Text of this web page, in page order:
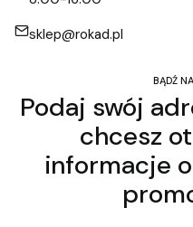
sklep@rokad.pl
BĄDŹ
Podaj swój
chcesz
informacje